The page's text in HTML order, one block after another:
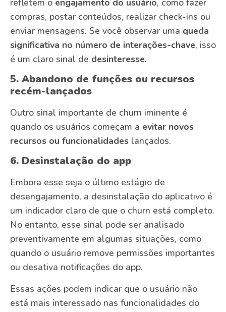
compras, postar conteúdos, realizar check-ins ou
enviar mensagens. Se você observar uma queda
significativa no número de interações-chave, isso
é um claro sinal de desinteresse.
5. Abandono de funções ou recursos
recém-lançados
Outro sinal importante de churn iminente é
quando os usuários começam a evitar novos
recursos ou funcionalidades lançados.
6. Desinstalação do app
Embora esse seja o último estágio de
desengajamento, a desinstalação do aplicativo é
um indicador claro de que o churn está completo.
No entanto, esse sinal pode ser analisado
preventivamente em algumas situações, como
quando o usuário remove permissões importantes
ou desativa notificações do app.
Essas ações podem indicar que o usuário não
está mais interessado nas funcionalidades do